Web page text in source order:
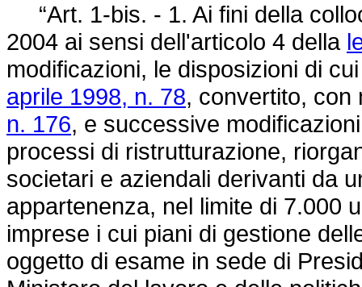
“Art. 1-bis. - 1. Ai fini della
2004 ai sensi dell'articolo 4 della
modificazioni, le disposizioni di
aprile 1998, n. 78, convertito,
n. 176, e successive
processi di ristrutturazione,
societari e aziendali derivanti da
appartenenza, nel limite di 7.000
imprese i cui piani di gestione
oggetto di esame in sede di